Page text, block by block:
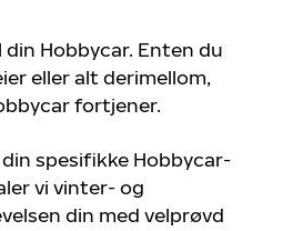
Hobbycar. Enten du
eller alt derimellom,
fortjener.
spesifikke Hobbycar-
vi vinter- og
din med velprøvd